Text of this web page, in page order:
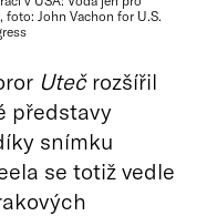
foto: John Vachon for U.S.
Uteč rozšířil
představy
snímku
se totiž vedle